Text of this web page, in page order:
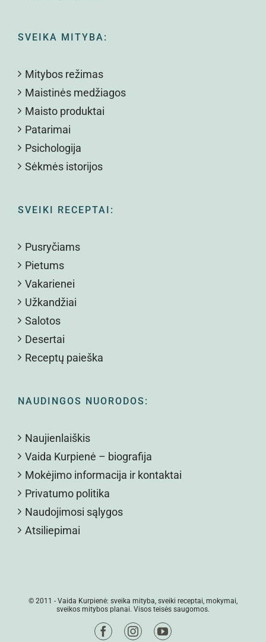
SVEIKA MITYBA:
Mitybos režimas
Maistinės medžiagos
Maisto produktai
Patarimai
Psichologija
Sėkmės istorijos
SVEIKI RECEPTAI:
Pusryčiams
Pietums
Vakarienei
Užkandžiai
Salotos
Desertai
Receptų paieška
NAUDINGOS NUORODOS:
Naujienlaiškis
Vaida Kurpienė – biografija
Mokėjimo informacija ir kontaktai
Privatumo politika
Naudojimosi sąlygos
Atsiliepimai
© 2011 - Vaida Kurpienė: sveika mityba, sveiki receptai, mokymai,
sveikos mitybos planai. Visos teisės saugomos.
FacebookInstagramYouTube